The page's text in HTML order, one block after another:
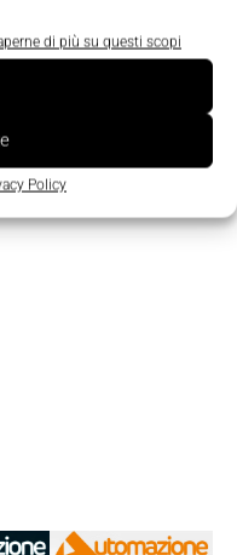
di più su questi scopi
Policy